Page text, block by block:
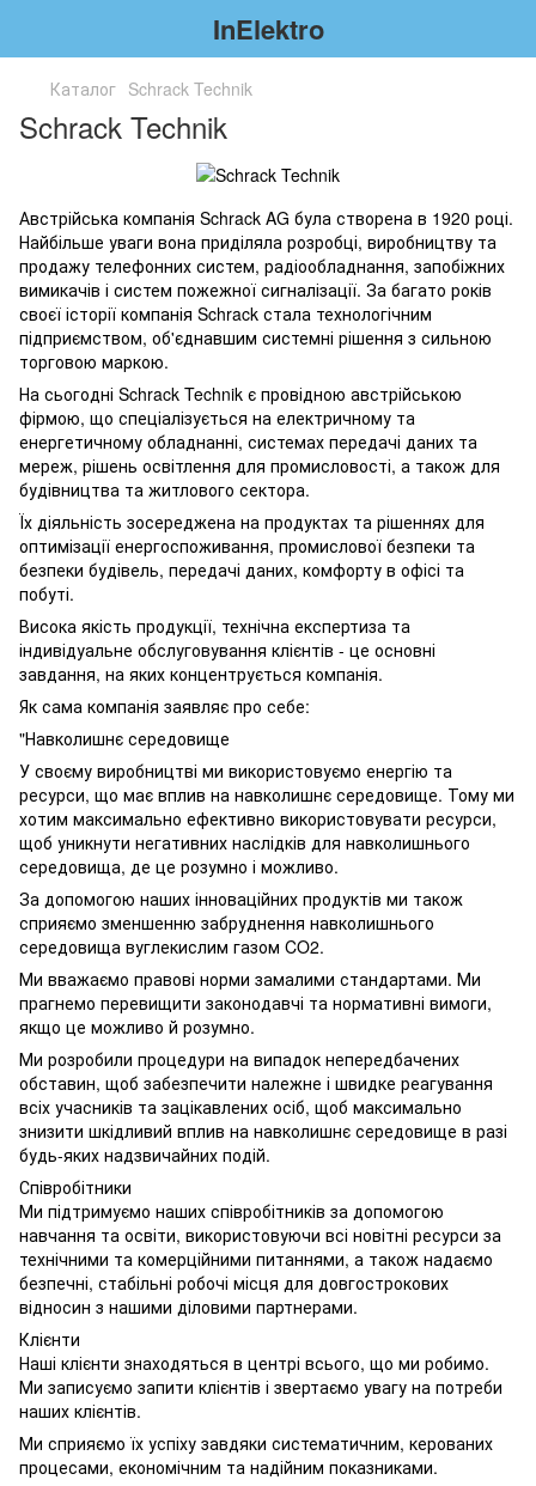
InElektro
Каталог Schrack Technik
Schrack Technik
Австрійська компанія Schrack AG була створена в 1920 році.
Найбільше уваги вона приділяла розробці, виробництву та
продажу телефонних систем, радіообладнання, запобіжних
вимикачів і систем пожежної сигналізації. За багато років
своєї історії компанія Schrack стала технологічним
підприємством, об'єднавшим системні рішення з сильною
торговою маркою.
На сьогодні Schrack Technik є провідною австрійською
фірмою, що спеціалізується на електричному та
енергетичному обладнанні, системах передачі даних та
мереж, рішень освітлення для промисловості, а також для
будівництва та житлового сектора.
Їх діяльність зосереджена на продуктах та рішеннях для
оптимізації енергоспоживання, промислової безпеки та
безпеки будівель, передачі даних, комфорту в офісі та
побуті.
Висока якість продукції, технічна експертиза та
індивідуальне обслуговування клієнтів - це основні
завдання, на яких концентрується компанія.
Як сама компанія заявляє про себе:
"Навколишнє середовище
У своєму виробництві ми використовуємо енергію та
ресурси, що має вплив на навколишнє середовище. Тому ми
хотим максимально ефективно використовувати ресурси,
щоб уникнути негативних наслідків для навколишнього
середовища, де це розумно і можливо.
За допомогою наших інноваційних продуктів ми також
сприяємо зменшенню забруднення навколишнього
середовища вуглекислим газом CO2.
Ми вважаємо правові норми замалими стандартами. Ми
прагнемо перевищити законодавчі та нормативні вимоги,
якщо це можливо й розумно.
Ми розробили процедури на випадок непередбачених
обставин, щоб забезпечити належне і швидке реагування
всіх учасників та зацікавлених осіб, щоб максимально
знизити шкідливий вплив на навколишнє середовище в разі
будь-яких надзвичайних подій.
Співробітники
Ми підтримуємо наших співробітників за допомогою
навчання та освіти, використовуючи всі новітні ресурси за
технічними та комерційними питаннями, а також надаємо
безпечні, стабільні робочі місця для довгострокових
відносин з нашими діловими партнерами.
Клієнти
Наші клієнти знаходяться в центрі всього, що ми робимо.
Ми записуємо запити клієнтів і звертаємо увагу на потреби
наших клієнтів.
Ми сприяємо їх успіху завдяки систематичним, керованих
процесами, економічним та надійним показниками.